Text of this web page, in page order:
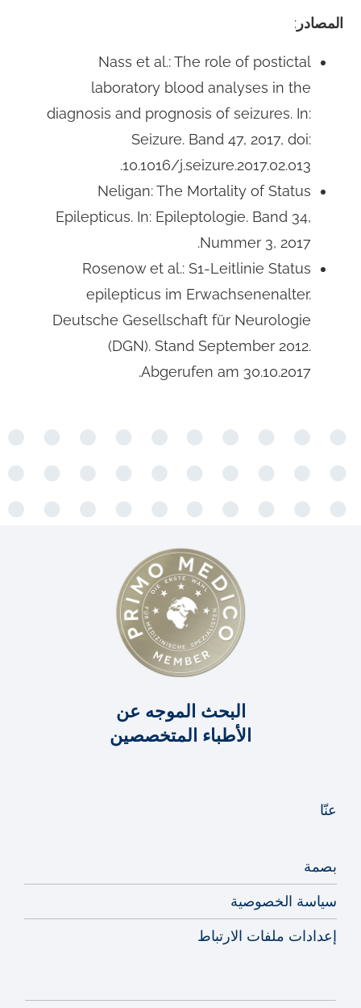
المصادر:
Nass et al.: The role of postictal
laboratory blood analyses in the
diagnosis and prognosis of seizures. In:
Seizure. Band 47, 2017, doi:
10.1016/j.seizure.2017.02.013.
Neligan: The Mortality of Status
Epilepticus. In: Epileptologie. Band 34,
Nummer 3, 2017.
Rosenow et al.: S1-Leitlinie Status
epilepticus im Erwachsenenalter.
Deutsche Gesellschaft für Neurologie
(DGN). Stand September 2012.
Abgerufen am 30.10.2017.
البحث الموجه عن
الأطباء المتخصصين
عنّا
بصمة
سياسة الخصوصية
إعدادات ملفات الارتباط